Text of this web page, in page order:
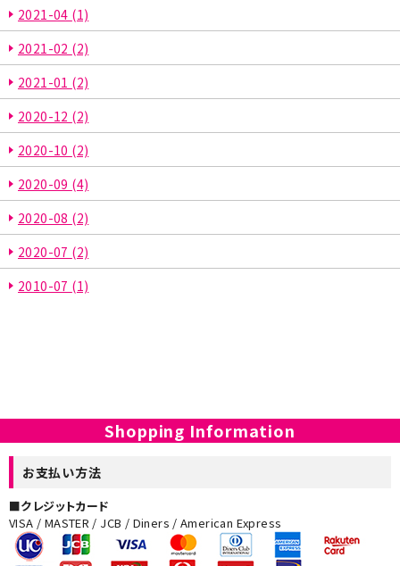
2021-04 (1)
2021-02 (2)
2021-01 (2)
2020-12 (2)
2020-10 (2)
2020-09 (4)
2020-08 (2)
2020-07 (2)
2010-07 (1)
Shopping Information
お支払い方法
■クレジットカード
VISA / MASTER / JCB / Diners / American Express